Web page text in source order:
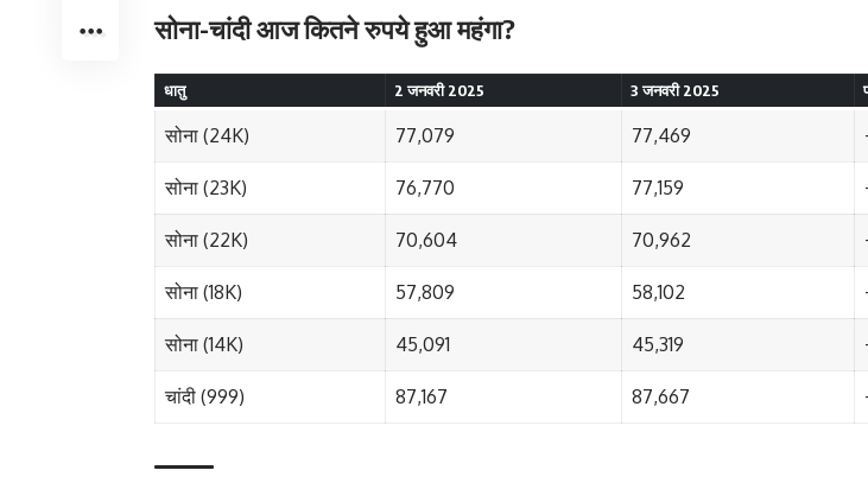
सोना-चांदी आज कितने रुपये हुआ महंगा?
धातु 2 जनवरी 2025 3 जनवरी 2025
सोना (24K) 77,079 77,469
सोना (23K) 76,770 77,159
सोना (22K) 70,604 70,962
सोना (18K) 57,809 58,102
सोना (14K) 45,091 45,319
चांदी (999) 87,167 87,667